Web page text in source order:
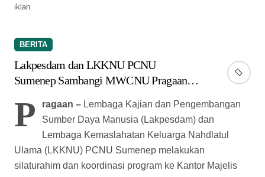
iklan
BERITA
Lakpesdam dan LKKNU PCNU
Sumenep Sambangi MWCNU Pragaan,
Pantau Publik
P ragaan – Lembaga Kajian dan Pengembangan
Sumber Daya Manusia (Lakpesdam) dan
Lembaga Kemaslahatan Keluarga Nahdlatul
Ulama (LKKNU) PCNU Sumenep melakukan
silaturahim dan koordinasi program ke Kantor Majelis